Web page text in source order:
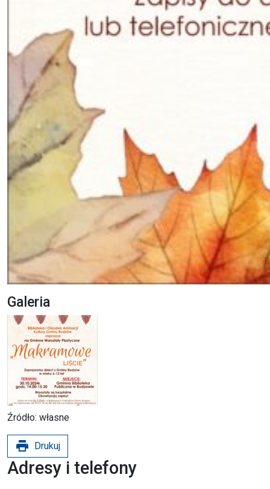
Galeria
Źródło: własne
print Drukuj
Adresy i telefony